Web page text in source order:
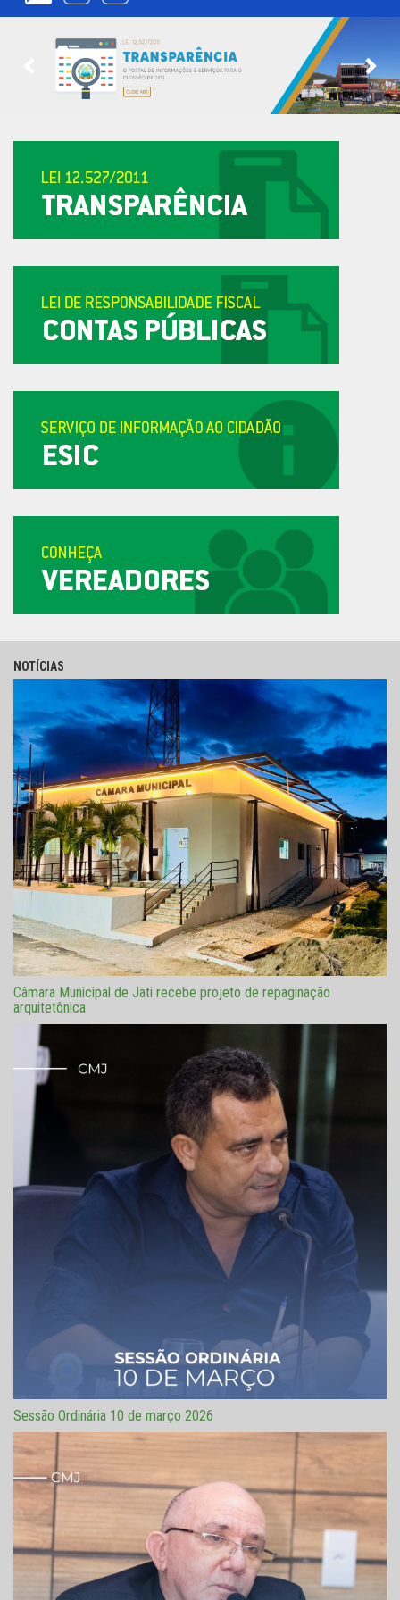
NOTÍCIAS
Câmara Municipal de Jati recebe projeto de repaginação
arquitetônica
Sessão Ordinária 10 de março 2026